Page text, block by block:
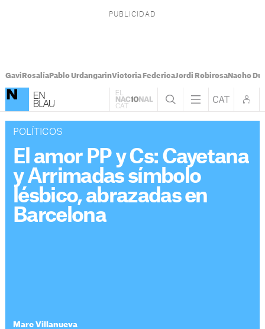
Gavi RosalíaPablo UrdangarinVictoria FedericaJordi RobirosaNacho
POLÍTICOS
El amor PP y Cs: Cayetana
y Arrimadas símbolo
lésbico, abrazadas en
Barcelona
Marc Villanueva